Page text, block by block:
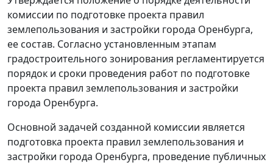
комиссии по подготовке проекта правил
землепользования и застройки города Оренбурга,
ее состав. Согласно установленным этапам
градостроительного зонирования регламентируется
порядок и сроки проведения работ по подготовке
проекта правил землепользования и застройки
города Оренбурга.
Основной задачей созданной комиссии является
подготовка проекта правил землепользования и
застройки города Оренбурга, проведение публичных